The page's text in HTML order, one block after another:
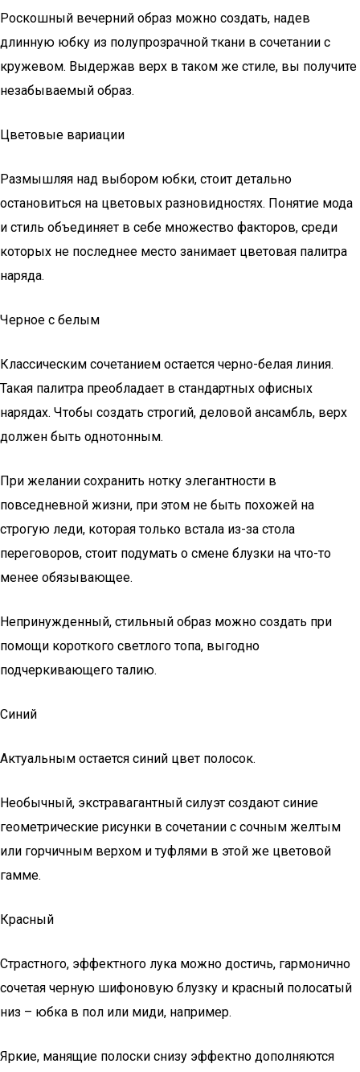
Роскошный вечерний образ можно создать, надев
длинную юбку из полупрозрачной ткани в сочетании с
кружевом. Выдержав верх в таком же стиле, вы получите
незабываемый образ.
Цветовые вариации
Размышляя над выбором юбки, стоит детально
остановиться на цветовых разновидностях. Понятие мода
и стиль объединяет в себе множество факторов, среди
которых не последнее место занимает цветовая палитра
наряда.
Черное с белым
Классическим сочетанием остается черно-белая линия.
Такая палитра преобладает в стандартных офисных
нарядах. Чтобы создать строгий, деловой ансамбль, верх
должен быть однотонным.
При желании сохранить нотку элегантности в
повседневной жизни, при этом не быть похожей на
строгую леди, которая только встала из-за стола
переговоров, стоит подумать о смене блузки на что-то
менее обязывающее.
Непринужденный, стильный образ можно создать при
помощи короткого светлого топа, выгодно
подчеркивающего талию.
Синий
Актуальным остается синий цвет полосок.
Необычный, экстравагантный силуэт создают синие
геометрические рисунки в сочетании с сочным желтым
или горчичным верхом и туфлями в этой же цветовой
гамме.
Красный
Страстного, эффектного лука можно достичь, гармонично
сочетая черную шифоновую блузку и красный полосатый
низ – юбка в пол или миди, например.
Яркие, манящие полоски снизу эффектно дополняются